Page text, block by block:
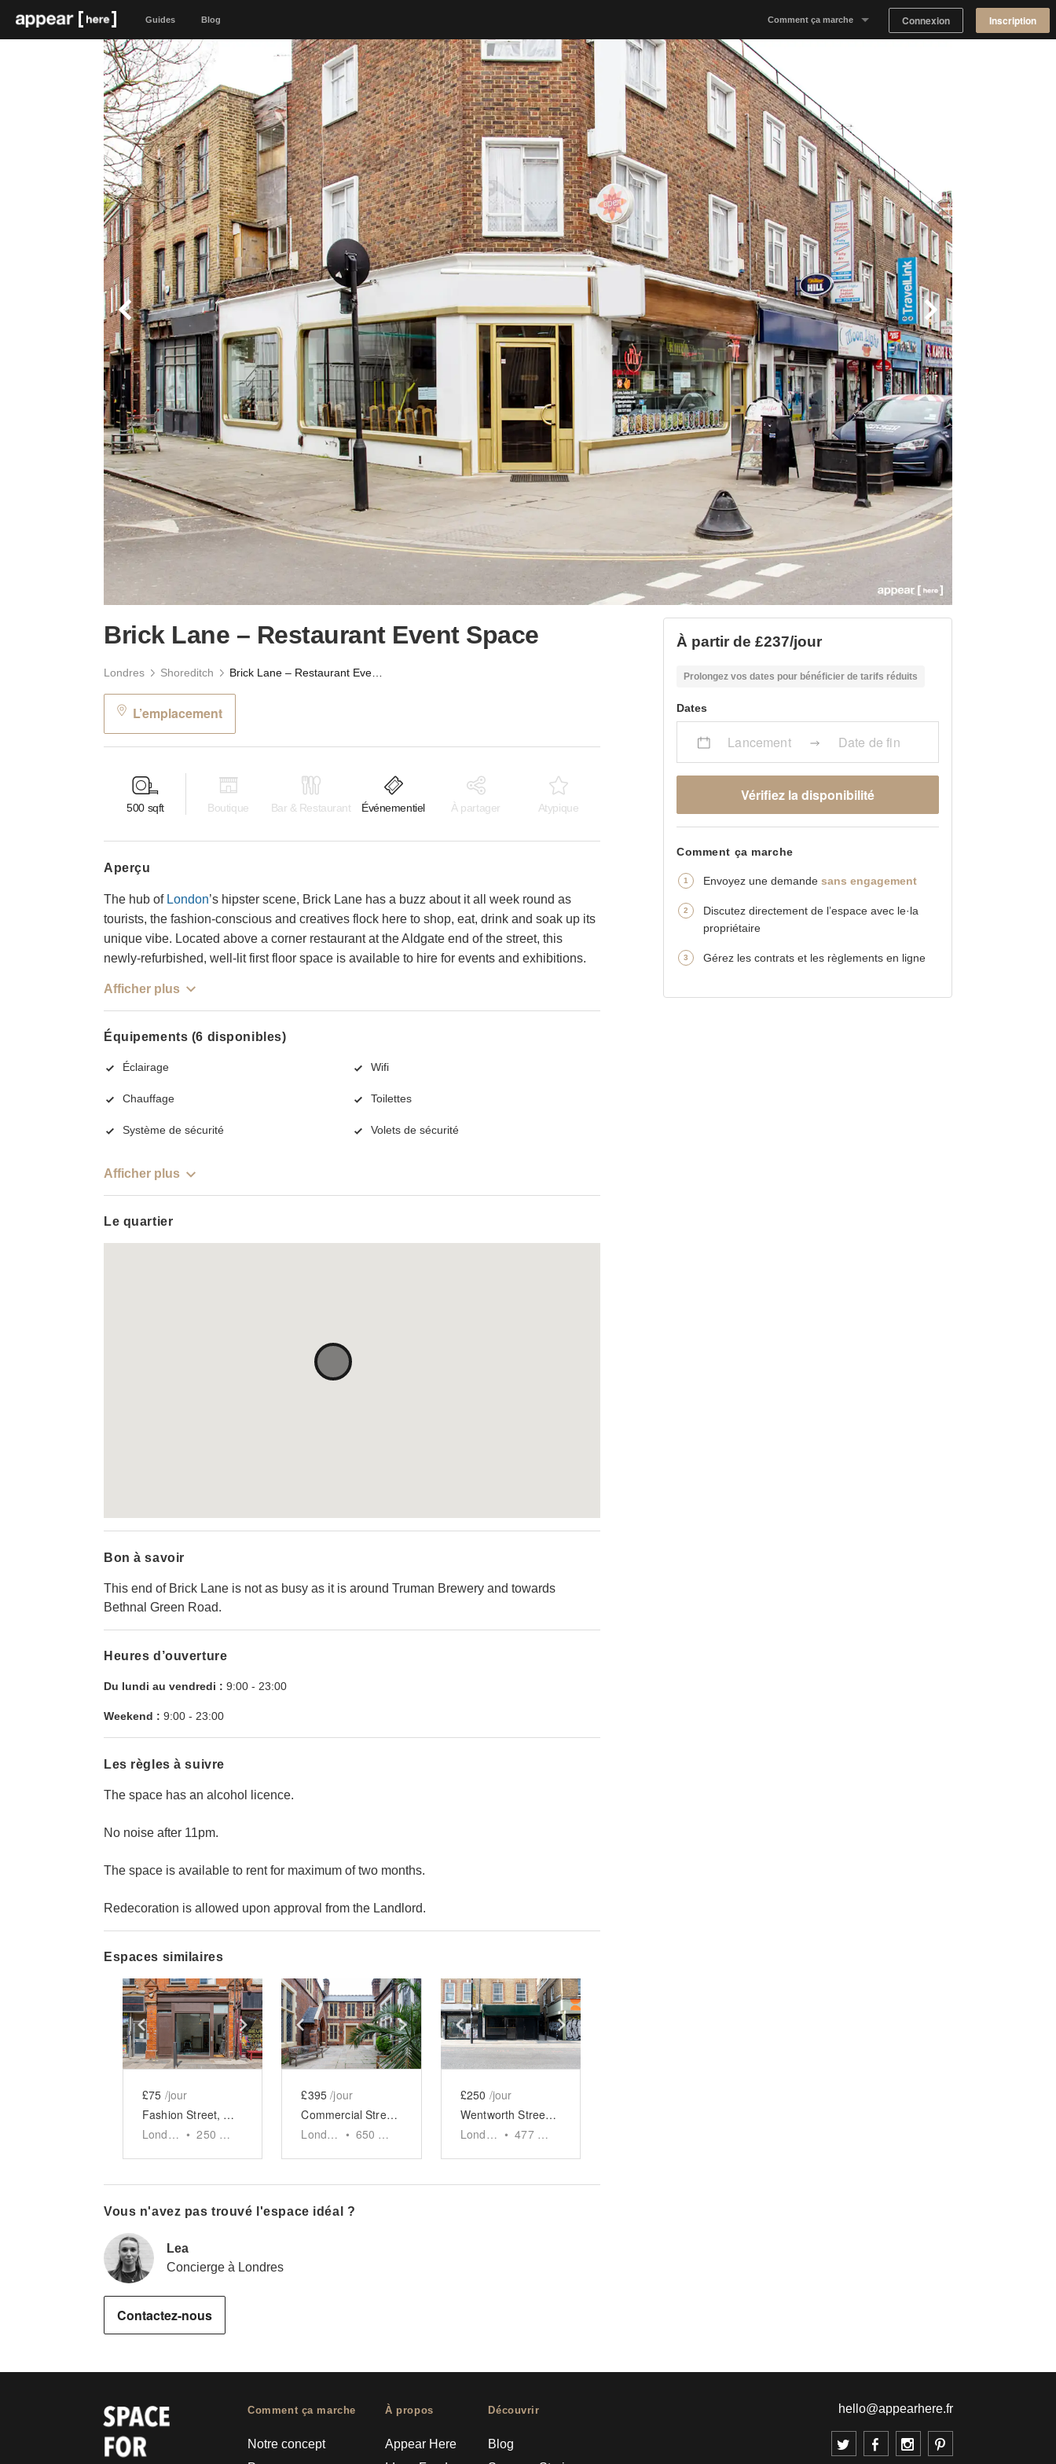
Guides Blog Comment ça marche
Proposer un espace
Trouver un espace
Tableau de Bord Propriétaire
Connexion Inscription
Brick Lane – Restaurant Event Space
Londres Shoreditch
L’emplacement
500 sqft Boutique Bar & Restaurant Événementiel À partager Atypique
aperçu
The hub of London’s hipster scene, Brick Lane has a buzz about it all week round as
tourists, the fashion-conscious and creatives flock here to shop, eat, drink and soak up its
unique vibe. Located above a corner restaurant at the Aldgate end of the street, this
newly-refurbished, well-lit first floor space is available to hire for events and exhibitions.
Afficher plus
Équipements (6 disponibles)
Éclairage Wifi
Chauffage Toilettes
Système de sécurité Volets de sécurité
Afficher plus
Le quartier
Bon à savoir
This end of Brick Lane is not as busy as it is around Truman Brewery and towards
Bethnal Green Road.
Heures d’ouverture
Du lundi au vendredi : 9:00 - 23:00
Weekend : 9:00 - 23:00
Les règles à suivre
The space has an alcohol licence.
No noise after 11pm.
The space is available to rent for maximum of two months.
Redecoration is allowed upon approval from the Landlord.
Espaces similaires
Show previous slideShow next slide
£75 /jour
Fashion Street, Spitalfields - The Wooden Store
London • 250
Show previous slideShow next slide
£395 /jour
Commercial Street, Aldgate - The Toynbee Hall Space
London • 650
Show previous slideShow next slide
£250 /jour
Wentworth Street, Spitalfields - Green & Black Shop
London • 477sq ft
Vous n'avez pas trouvé l'espace idéal ?
Lea
Concierge à Londres
Contactez-nous
À partir de £237/jour
Prolongez vos dates pour bénéficier de tarifs réduits
Dates
Lancement Date de fin
Vérifiez la disponibilité
Comment ça marche
Envoyez une demandesans engagement
Discutez directement de l’espace avec le·la
propriétaire
Gérez les contrats et les règlements en ligne
Comment ça marche
Notre concept
À propos
Appear Here
Découvrir
Blog
hello@appearhere.fr